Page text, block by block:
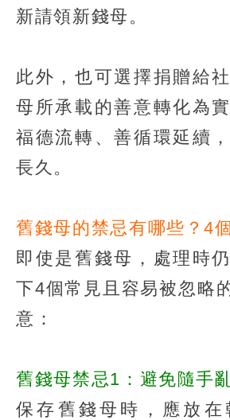
新請領新錢母。
此外，也可選擇捐贈給
母所承載的善意轉化為
福德流轉、善循環延續
長久。
舊錢母的禁忌有哪些？4
即使是舊錢母，處理時
下4個常見且容易被忽略
意：
舊錢母禁忌1：避免隨手
保存舊錢母時，應放在